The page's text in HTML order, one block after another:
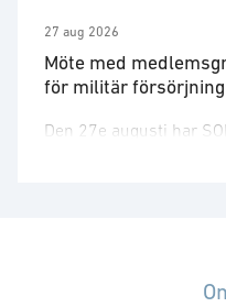
27 aug 2026
Möte med
för militär försörjning
Den 27e augusti har
rör upphandling,